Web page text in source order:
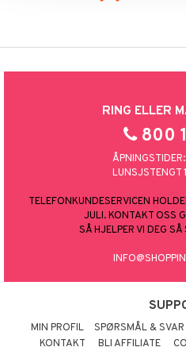
RING ELLER
800
LUNSJSTENGT
TELEFONKUNDESERVICEN
JULI. KONTAKT OSS
SÅ HJELPER VI DEG
MIN PROFIL SPØRSMÅL & SVAR
KONTAKT
BLI AFFILIATE